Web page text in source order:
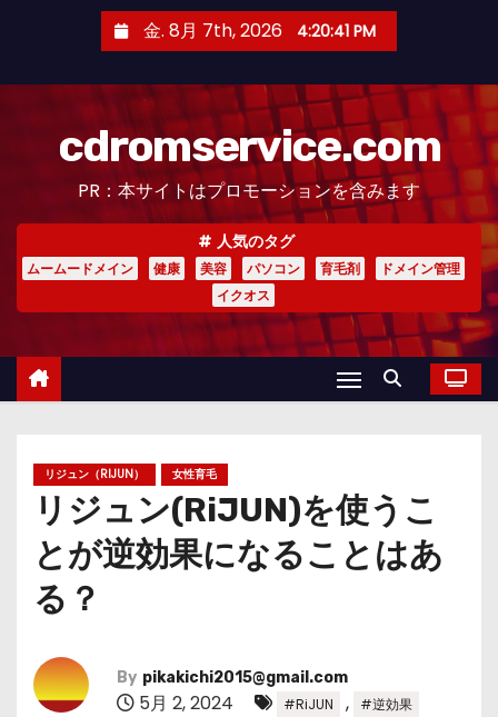
金. 8月 7th, 2026 4:20:42 PM
cdromservice.com
PR：本サイトはプロモーションを含みます
人気のタグ
ムームードメイン 健康 美容 パソコン 育毛剤
ドメイン管理
イクオス
リジュン（RIJUN） 女性育毛
リジュン(RiJUN)を使うこ
とが逆効果になることはあ
る？
By pikakichi2015@gmail.com
5月 2, 2024 #RiJUN , #逆効果